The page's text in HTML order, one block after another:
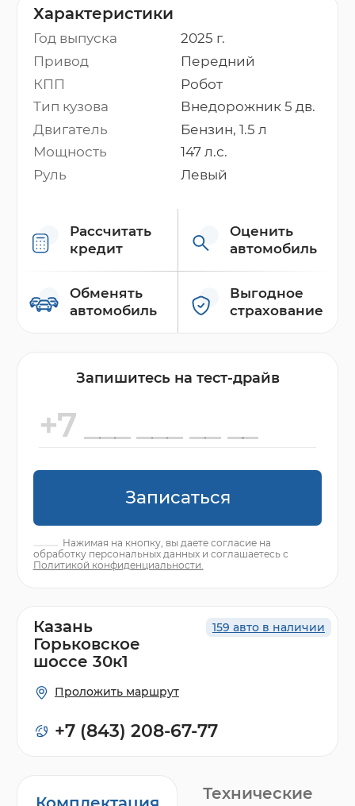
Характеристики
Год выпуска
2025 г.
Привод
Передний
КПП
Робот
Тип кузова
Внедорожник 5 дв.
Двигатель
Бензин, 1.5 л
Мощность
147 л.с.
Руль
Левый
Рассчитать
кредит
Оценить
автомобиль
Обменять
автомобиль
Выгодное
страхование
Запишитесь на тест-драйв
Записаться
Нажимая на кнопку, вы даете согласие на
обработку персональных данных и соглашаетесь с
Политикой конфиденциальности.
Технические
159 авто в наличии
Казань
Горьковское
шоссе 30к1
Проложить маршрут
+7 (843) 208-67-77